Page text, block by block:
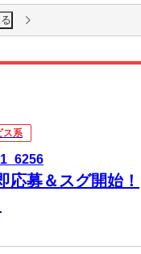
ス系
応募＆スグ開始！